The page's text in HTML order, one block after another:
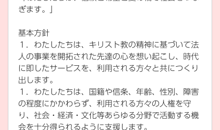
ぎます。」
基本方針
１．わたしたちは、キリスト教の精神に基づいて法
人の事業を開拓された先達の心を想い起こし、時代
に即したサービスを、利用される方々と共につくり
出します。
１．わたしたちは、国籍や信条、年齢、性別、障害
の程度にかかわらず、利用される方々の人権を守
り、社会・経済・文化等あらゆる分野で活動する機
会を十分得られるように支援します。